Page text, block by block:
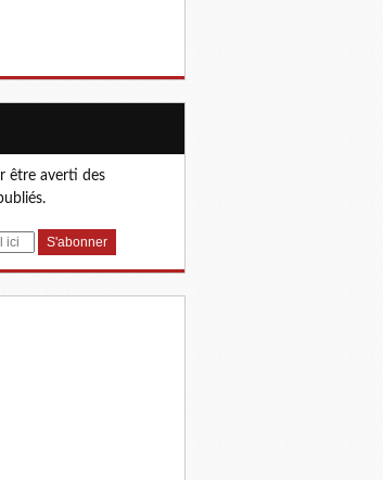
être averti des